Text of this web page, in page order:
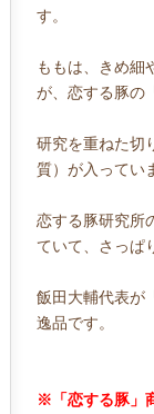
す。
ももは、きめ細
が、恋する豚の
研究を重ねた切
質）が入ってい
恋する豚研究所
ていて、さっぱ
飯田大輔代表が
逸品です。
※「恋する豚」